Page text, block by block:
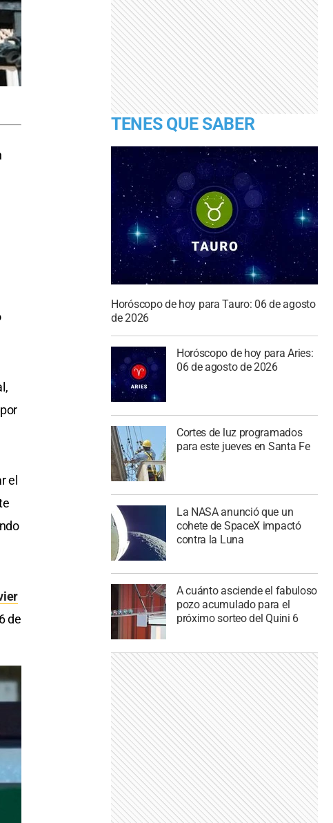
el
de
TENES QUE SABER
Horóscopo de hoy para Tauro: 06 de agosto
de 2026
Horóscopo de hoy para Aries:
06 de agosto de 2026
Cortes de luz programados
para este jueves en Santa Fe
La NASA anunció que un
cohete de SpaceX impactó
contra la Luna
A cuánto asciende el fabuloso
pozo acumulado para el
próximo sorteo del Quini 6